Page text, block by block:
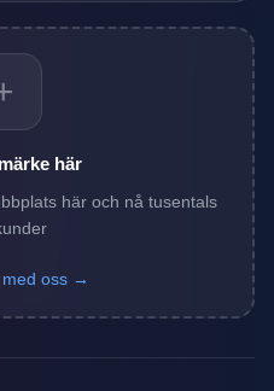
här
här och nå tusentals
med oss →